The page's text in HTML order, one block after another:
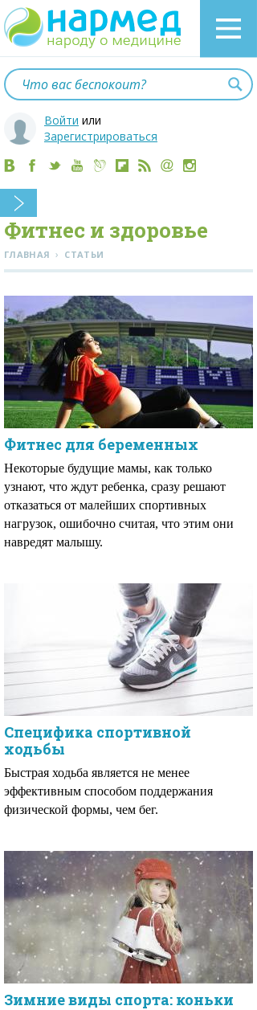
Войти или
Зарегистрироваться
Фитнес и здоровье
ГЛАВНАЯ › СТАТЬИ
Фитнес для беременных
Некоторые будущие мамы, как только
узнают, что ждут ребенка, сразу решают
отказаться от малейших спортивных
нагрузок, ошибочно считая, что этим они
навредят малышу.
Специфика спортивной
ходьбы
Быстрая ходьба является не менее
эффективным способом поддержания
физической формы, чем бег.
Зимние виды спорта: коньки